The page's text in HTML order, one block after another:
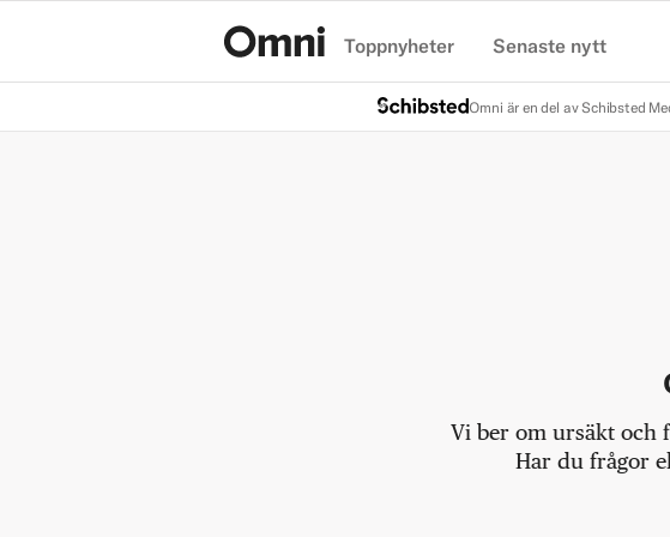
Toppnyheter Senaste nytt
Omni är en del av Schibsted
Vi ber om ursäkt och
Har du frågor